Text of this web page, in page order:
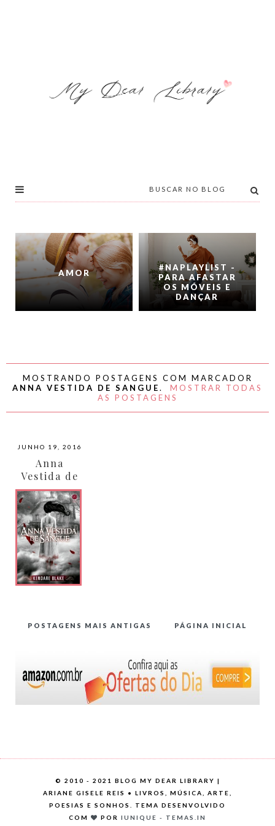
AMOR
#NAPLAYLIST -
PARA AFASTAR
OS MÓVEIS E
DANÇAR
MOSTRANDO POSTAGENS COM MARCADOR
ANNA VESTIDA DE SANGUE.
MOSTRAR TODAS
AS POSTAGENS
JUNHO 19, 2016
Anna
Vestida de
Sangue por
Kendare
Blake
POSTAGENS MAIS ANTIGAS PÁGINA INICIAL
© 2010 - 2021 BLOG MY DEAR LIBRARY |
ARIANE GISELE REIS • LIVROS, MÚSICA, ARTE,
POESIAS E SONHOS. TEMA DESENVOLVIDO
COM
POR IUNIQUE - TEMAS.IN